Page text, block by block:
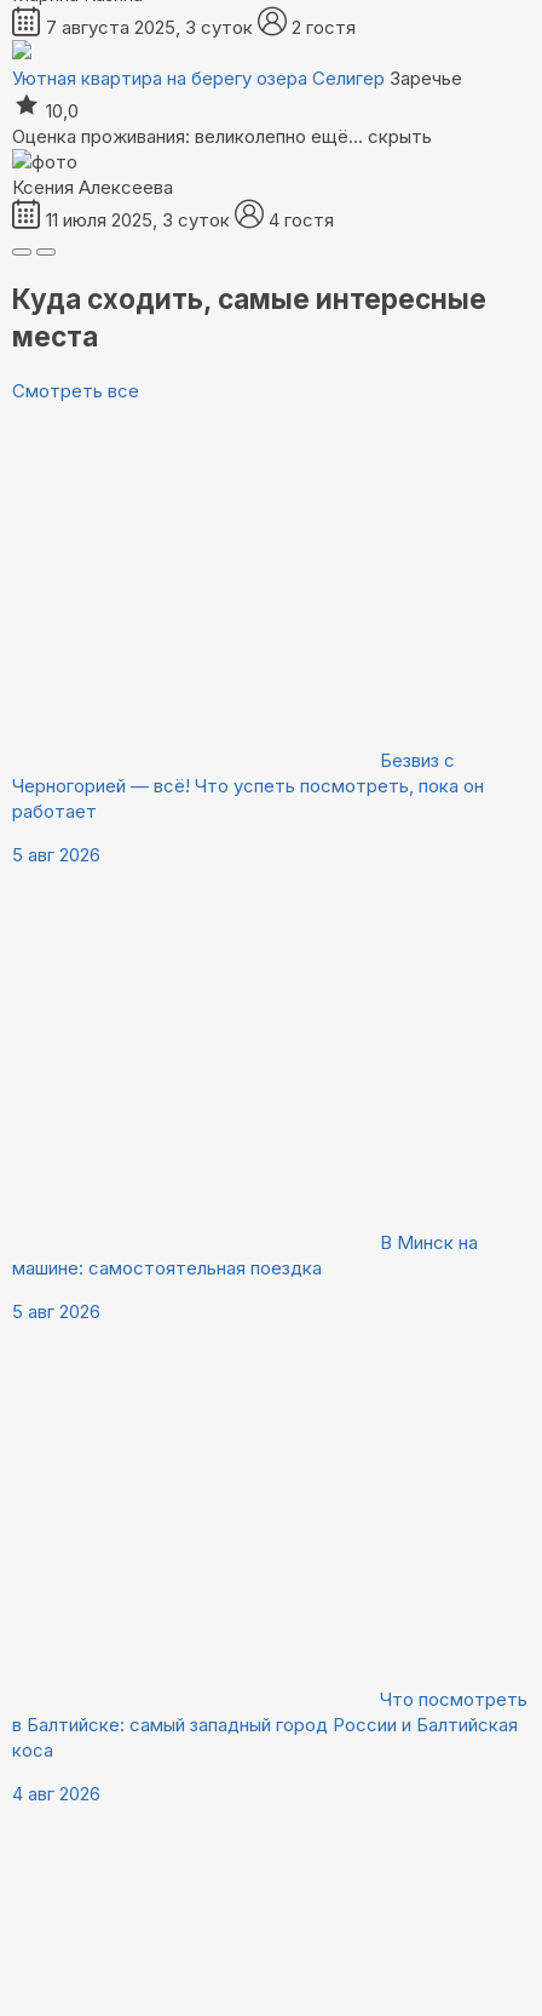
7 августа 2025, 3 суток
2 гостя
Уютная квартира на берегу озера Селигер Заречье
10,0
Оценка проживания: великолепно ещё... скрыть
Ксения Алексеева
11 июля 2025, 3 суток
4 гостя
Куда сходить, самые интересные
места
Смотреть все
Безвиз с
Черногорией — всё! Что успеть посмотреть, пока он
работает
5 авг 2026
В Минск на
машине: самостоятельная поездка
5 авг 2026
Что посмотреть
в Балтийске: самый западный город России и Балтийская
коса
4 авг 2026